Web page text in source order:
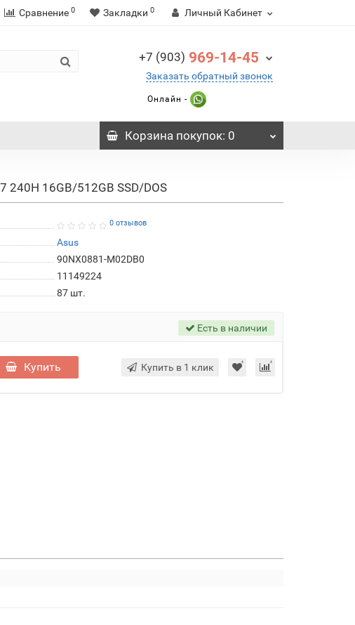
Сравнение 0 Закладки 0 Личный Кабинет
+7 (903) 969-14-45
Заказать обратный звонок
Онлайн -
Корзинапокупок: 0
240H 16GB/512GB SSD/DOS
0 отзывов
Asus
90NX0881-M02DB0
11149224
87шт.
Есть в наличии
Купить Купить в 1 клик